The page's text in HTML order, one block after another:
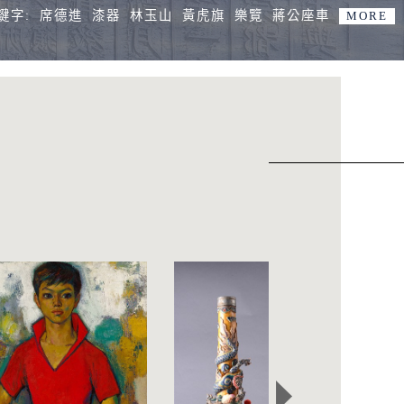
字: 席德進 漆器 林玉山 黃虎旗 樂覽 蔣公座車 MORE